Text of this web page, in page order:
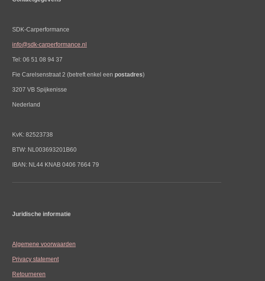
SDK-Carperformance
info@sdk-carperformance.nl
Tel: 06 51 08 94 37
Fie Carelsenstraat 2 (betreft enkel een postadres)
3207 VB Spijkenisse
Nederland
KvK: 82523738
BTW: NL003693201B60
IBAN: NL44 KNAB 0406 7664 79
Juridische informatie
Algemene voorwaarden
Privacy statement
Retourneren